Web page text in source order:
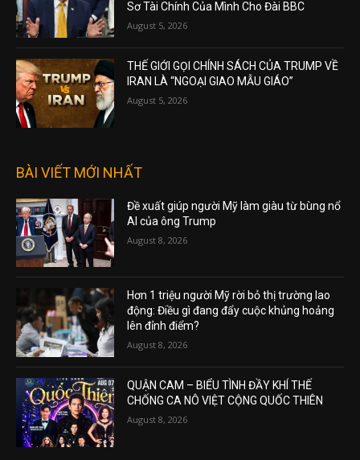
Sơ Tài Chính Của Mình Cho Đài BBC
August 5, 2026
THẾ GIỚI GỌI CHÍNH SÁCH CỦA TRUMP VỀ
IRAN LÀ “NGOẠI GIAO MẪU GIÁO”
August 5, 2026
BÀI VIẾT MỚI NHẤT
Đề xuất giúp người Mỹ làm giàu từ bùng nổ
AI của ông Trump
August 8, 2026
Hơn 1 triệu người Mỹ rời bỏ thị trường lao
động: Điều gì đang đẩy cuộc khủng hoảng
lên đỉnh điểm?
August 8, 2026
QUẬN CAM – BIỂU TÌNH ĐẦY KHÍ THẾ
CHỐNG CA NÔ VIỆT CỘNG QUỐC THIÊN
August 8, 2026